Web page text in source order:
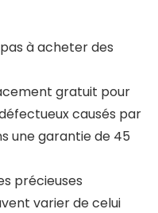
pas à acheter des
gratuit pour
causés par
une garantie de 45
précieuses
varier de celui